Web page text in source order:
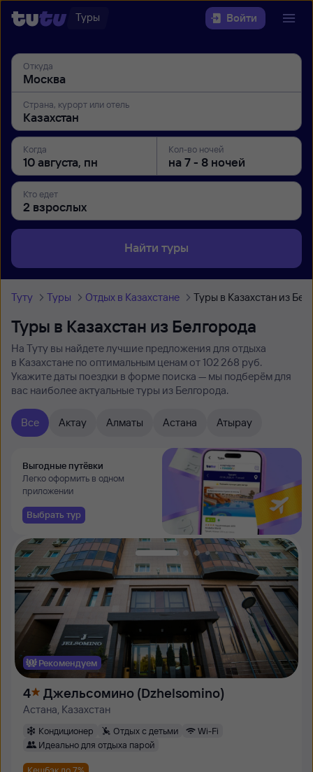
Туры Войти
Откуда
Страна, курорт или отель
Когда Кол-во ночей
Кто едет
Найти туры
Туту Туры Отдых в Казахстане Туры в Казахстан из
Туры в Казахстан из Белгорода
На Туту вы найдете лучшие предложения для отдыха
в Казахстане по оптимальным ценам от 102 ⁠268 руб.
Укажите даты поездки в форме поиска — мы подберём для
вас наиболее актуальные туры из Белгорода.
Все Актау Алматы Астана Атырау
Выгодные путёвки
Легко оформить в одном
приложении
Выбрать тур
Рекомендуем
4 Джельсомино (Dzhelsomino)
Астана, Казахстан
Кондиционер Отдых с детьми
Wi-Fi
Идеально для отдыха парой
Кешбэк до 7%